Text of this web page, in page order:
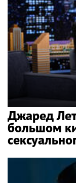
Джаред
большом